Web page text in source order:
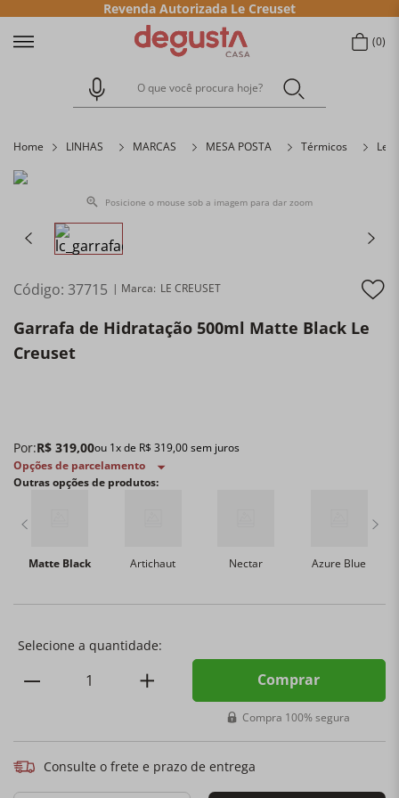
Revenda Autorizada Le Creuset
0
O que você procura hoje?
Home LINHAS MARCAS MESA POSTA Térmicos Le
Posicione o mouse sob a imagem para dar zoom
Código: 37715 LE CREUSET
Garrafa de Hidratação 500ml Matte Black Le
Creuset
Por:R$ 319,00ou 1x de R$ 319,00sem juros
Opções de parcelamento
Outras opções de produtos:
Matte Black Artichaut Nectar Azure Blue
Comprar
Compra 100% segura
Consulte o frete e prazo de entrega